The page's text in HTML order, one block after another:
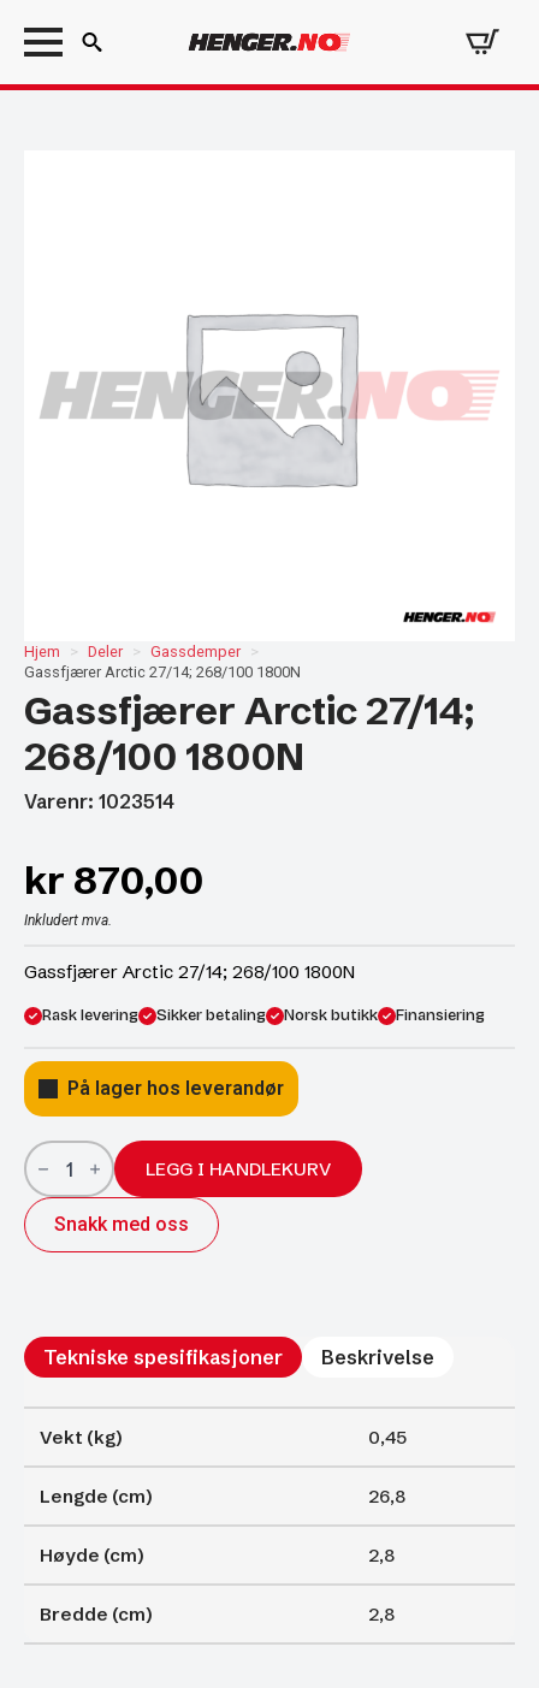
Search
Hjem Deler
Gassdemper
Gassfjærer Arctic 27/14; 268/100 1800N
Gassfjærer Arctic 27/14;
268/100 1800N
Varenr: 1023514
kr 870,00
Inkludert mva.
Gassfjærer Arctic 27/14; 268/100 1800N
Rask levering Sikker betaling Norsk butikk Finansiering
På lager hos leverandør
Gassfjærer
Arctic
27/14;
268/100
1800N
antall
LEGG I HANDLEKURV
Snakk med oss
Tekniske spesifikasjoner Beskrivelse
Vekt (kg) 0,45
Lengde (cm) 26,8
Høyde (cm) 2,8
Bredde (cm) 2,8